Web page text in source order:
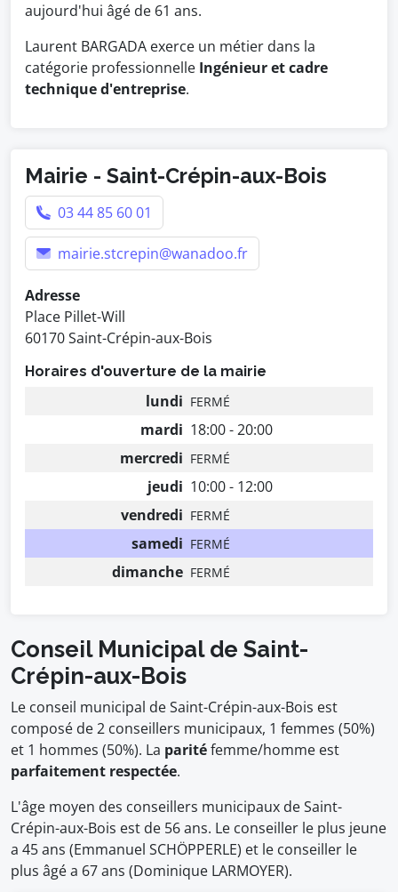
aujourd'hui âgé de 61 ans.
Laurent BARGADA exerce un métier dans la
catégorie professionnelle Ingénieur et cadre
technique d'entreprise.
Mairie - Saint-Crépin-aux-Bois
03 44 85 60 01
mairie.stcrepin@wanadoo.fr
Adresse
Place Pillet-Will
60170 Saint-Crépin-aux-Bois
Horaires d'ouverture de la mairie
lundi FERMÉ
mardi 18:00 - 20:00
mercredi FERMÉ
jeudi 10:00 - 12:00
vendredi FERMÉ
samedi FERMÉ
dimanche FERMÉ
Conseil Municipal de Saint-
Crépin-aux-Bois
Le conseil municipal de Saint-Crépin-aux-Bois est
composé de 2 conseillers municipaux, 1 femmes (50%)
et 1 hommes (50%). La paritéfemme/homme est
parfaitement respectée.
L'âge moyen des conseillers municipaux de Saint-
Crépin-aux-Bois est de 56 ans. Le conseiller le plus jeune
a 45 ans (Emmanuel SCHÖPPERLE) et le conseiller le
plus âgé a 67 ans (Dominique LARMOYER).